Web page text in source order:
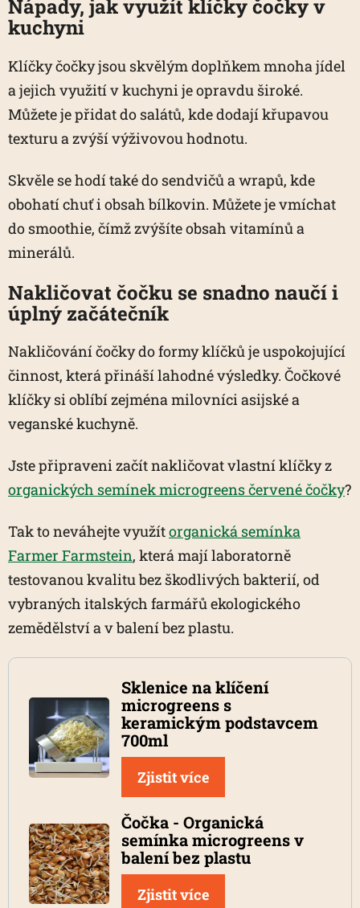
Nápady, jak využít klíčky čočky v
kuchyni
Klíčky čočky jsou skvělým doplňkem mnoha jídel
a jejich využití v kuchyni je opravdu široké.
Můžete je přidat do salátů, kde dodají křupavou
texturu a zvýší výživovou hodnotu.
Skvěle se hodí také do sendvičů a wrapů, kde
obohatí chuť i obsah bílkovin. Můžete je vmíchat
do smoothie, čímž zvýšíte obsah vitamínů a
minerálů.
Nakličovat čočku se snadno naučí i
úplný začátečník
Nakličování čočky do formy klíčků je uspokojující
činnost, která přináší lahodné výsledky. Čočkové
klíčky si oblíbí zejména milovníci asijské a
veganské kuchyně.
Jste připraveni začít nakličovat vlastní klíčky z
organických semínek microgreens červené čočky?
Tak to neváhejte využítorganická semínka
Farmer Farmstein, která mají laboratorně
testovanou kvalitu bez škodlivých bakterií, od
vybraných italských farmářů ekologického
zemědělství a v balení bez plastu.
Sklenice na klíčení
microgreens s
keramickým podstavcem
700ml
Zjistit více
Čočka - Organická
semínka microgreens v
balení bez plastu
Zjistit více